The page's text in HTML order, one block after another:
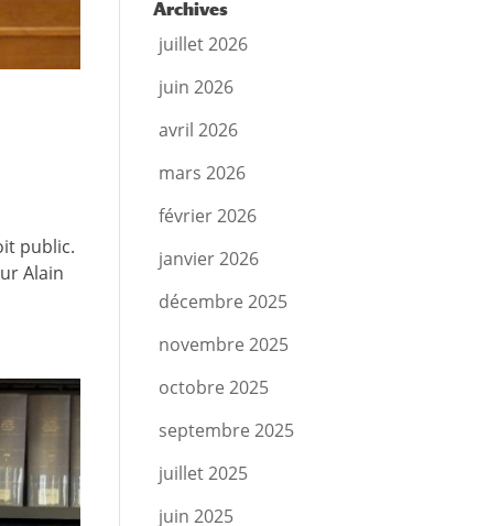
public.
Alain
Archives
juillet 2026
juin 2026
avril 2026
mars 2026
février 2026
janvier 2026
décembre 2025
novembre 2025
octobre 2025
septembre 2025
juillet 2025
juin 2025